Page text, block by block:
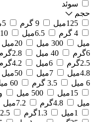
سوئد
حجم
125میل
9 گرم 5میل
4 گرم
6.5میل 10 میل
میل
300 میل 20میل
6گرم
40 میل 2.8گرم
2.5گرم
6میل 4.2گرم
4.8میل
7میل 50میل
6 میل
3.5 گرم 60 میل
15میل
500 میل
میل
4.8گرم 7.2میل
1میل
1.3گرم 2.5میل